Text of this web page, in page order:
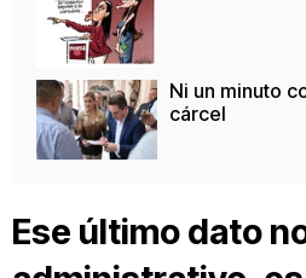
Ni un minuto
cárcel
Ese último dato